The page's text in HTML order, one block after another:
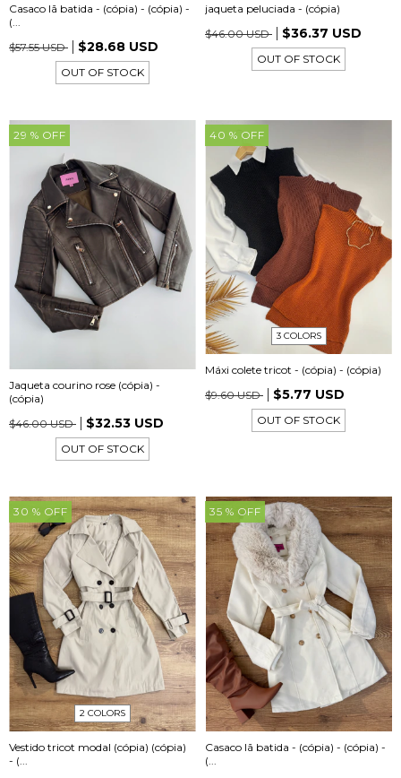
Casaco lã batida - (cópia) - (cópia) -
(...
$57.55 USD
$28.68 USD
OUT OF STOCK
jaqueta peluciada - (cópia)
$46.00 USD
$36.37 USD
OUT OF STOCK
29 % OFF
Jaqueta courino rose (cópia) -
(cópia)
$46.00 USD
$32.53 USD
OUT OF STOCK
40 % OFF
3 COLORS
Máxi colete tricot - (cópia) - (cópia)
$9.60 USD
$5.77 USD
OUT OF STOCK
30 % OFF
2 COLORS
Vestido tricot modal (cópia) (cópia)
- (...
35 % OFF
Casaco lã batida - (cópia) - (cópia) -
(...